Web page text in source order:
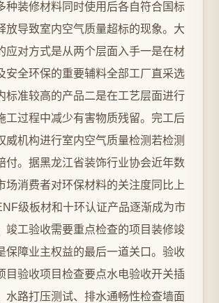
种装修材料同时使用后各自符合国标
放导致室内空气质量超标的现象。大
应对方式是从两个层面入手一是在材
安全环保的重要辅料全部工厂直采选
标准较高的产品二是在工艺层面进行
工过程中减少有害物质残留。完工后
威机构进行室内空气质量检测若检测
付。据黑龙江省装饰行业协会近年数
场消费者对环保材料的关注度同比上
级板材和十环认证产品逐渐成为市
竣工验收需要重点检查的项目装修竣
保障业主权益的最后一道关口。验收
目验收项目检查要点水电验收开关插
水路打压测试、排水通畅性检查墙面